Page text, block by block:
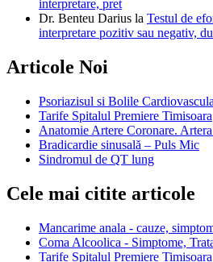
interpretare, pret
Dr. Benteu Darius la Testul de
interpretare pozitiv sau negativ,
Articole Noi
Psoriazisul si Bolile
Tarife Spitalul Premiere Timisoara
Anatomie Artere Coronare.
Bradicardie sinusală – Puls Mic
Sindromul de QT lung
Cele mai citite articole
Mancarime anala - cauze,
Coma Alcoolica - Simptome,
Tarife Spitalul Premiere Timisoara